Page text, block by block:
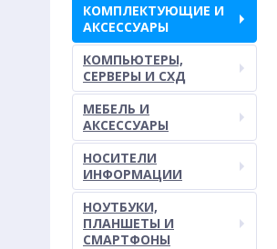
КОМПЛЕКТУЮЩИЕ И
АКСЕССУАРЫ
КОМПЬЮТЕРЫ,
СЕРВЕРЫ И СХД
МЕБЕЛЬ И
АКСЕССУАРЫ
НОСИТЕЛИ
ИНФОРМАЦИИ
НОУТБУКИ,
ПЛАНШЕТЫ И
СМАРТФОНЫ